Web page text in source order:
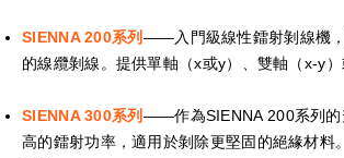
SIENNA 200系列 ——入門級線性鐳射剝線機
的線纜剝線。提供單軸（x或y）、雙軸（x-y）
SIENNA 300系列 ——作為SIENNA 200系列的
高的鐳射功率，適用於剝除更堅固的絕緣材料